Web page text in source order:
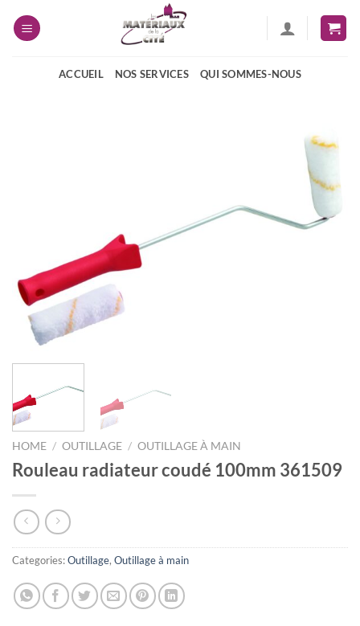
ACCUEIL NOS SERVICES QUI SOMMES-NOUS
HOME / OUTILLAGE / OUTILLAGE À MAIN
Rouleau radiateur coudé 100mm 361509
Categories:Outillage, Outillage à main